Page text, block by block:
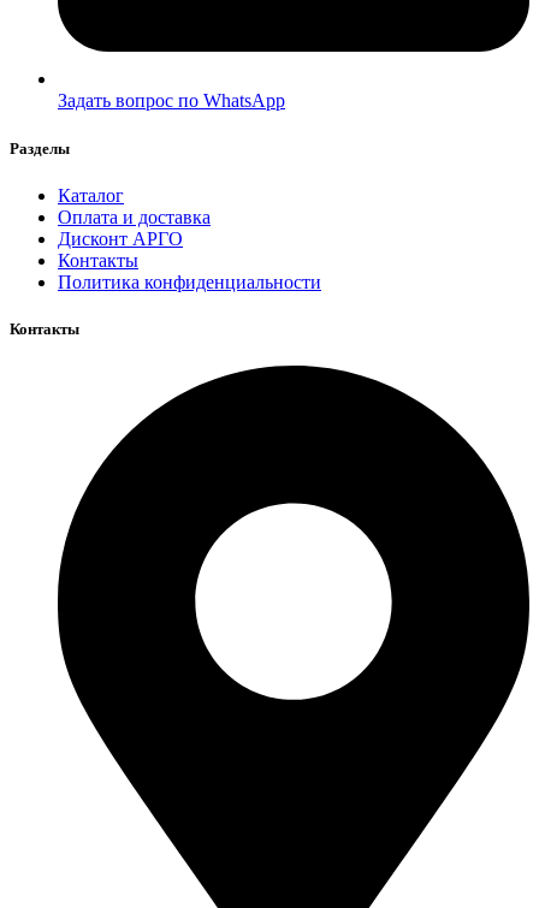
Задать вопрос по WhatsApp
Разделы
Каталог
Оплата и доставка
Дисконт АРГО
Контакты
Политика конфиденциальности
Контакты